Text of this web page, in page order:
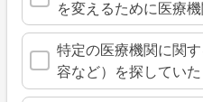
を変えるために医療
特定の医療機関に関
容など）を探していた